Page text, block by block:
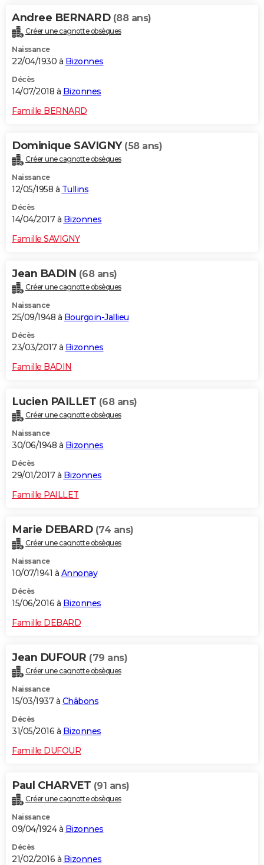
Andree BERNARD (88 ans)
Créer une cagnotte obsèques
Naissance
22/04/1930 à Bizonnes
Décès
14/07/2018 à Bizonnes
Famille BERNARD
Dominique SAVIGNY (58 ans)
Créer une cagnotte obsèques
Naissance
12/05/1958 à Tullins
Décès
14/04/2017 à Bizonnes
Famille SAVIGNY
Jean BADIN (68 ans)
Créer une cagnotte obsèques
Naissance
25/09/1948 à Bourgoin-Jallieu
Décès
23/03/2017 à Bizonnes
Famille BADIN
Lucien PAILLET (68 ans)
Créer une cagnotte obsèques
Naissance
30/06/1948 à Bizonnes
Décès
29/01/2017 à Bizonnes
Famille PAILLET
Marie DEBARD (74 ans)
Créer une cagnotte obsèques
Naissance
10/07/1941 à Annonay
Décès
15/06/2016 à Bizonnes
Famille DEBARD
Jean DUFOUR (79 ans)
Créer une cagnotte obsèques
Naissance
15/03/1937 à Châbons
Décès
31/05/2016 à Bizonnes
Famille DUFOUR
Paul CHARVET (91 ans)
Créer une cagnotte obsèques
Naissance
09/04/1924 à Bizonnes
Décès
21/02/2016 à Bizonnes